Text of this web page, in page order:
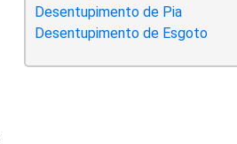
Desentupimento de Pia
Desentupimento de Esgoto